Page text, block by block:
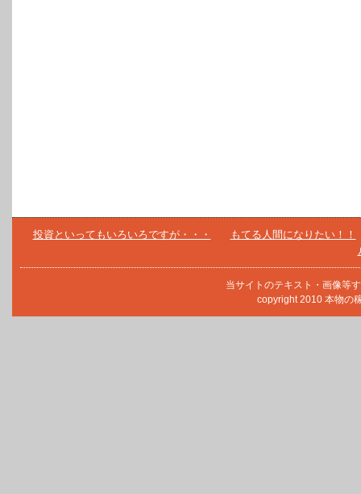
投資といってもいろいろですが・・・
もてる人間になりたい！！
当サイトのテキスト・画像等
copyright 2010 本物の